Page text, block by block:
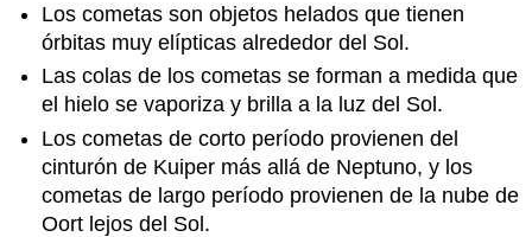
Los cometas son objetos helados que tienen
órbitas muy elípticas alrededor del Sol.
Las colas de los cometas se forman a medida que
el hielo se vaporiza y brilla a la luz del Sol.
Los cometas de corto período provienen del
cinturón de Kuiper más allá de Neptuno, y los
cometas de largo período provienen de la nube de
Oort lejos del Sol.